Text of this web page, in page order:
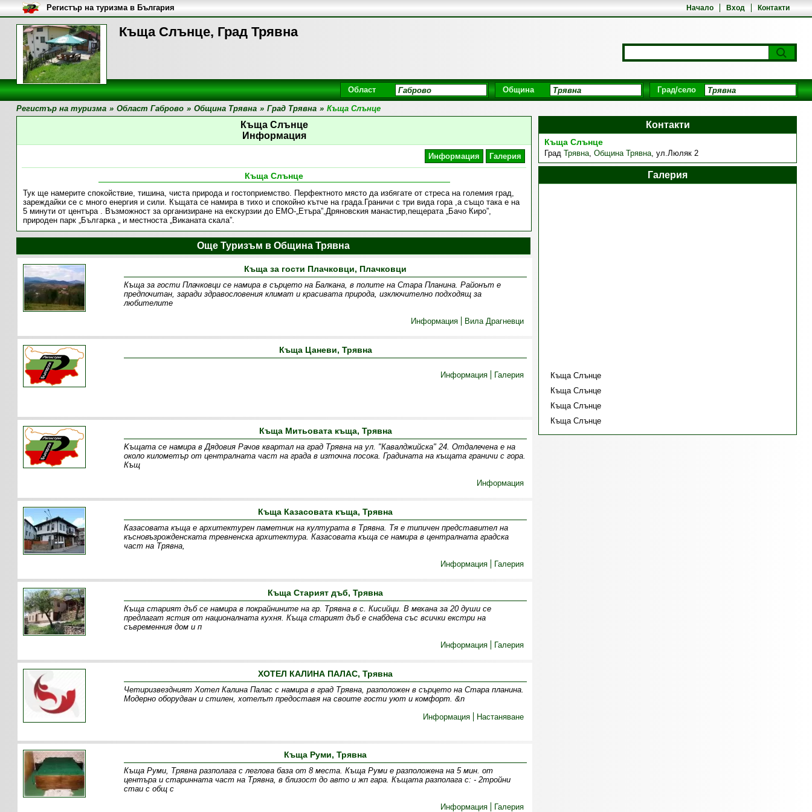
Къща Слънце, Град Трявна
Начало Вход Контакти
Регистър на туризма в България
Област Община Град/село
Регистър на туризма » Област Габрово » Община Трявна » Град Трявна » Къща Слънце
Къща Слънце
Информация
Информация Галерия
Къща Слънце
Тук ще намерите спокойствие, тишина, чиста природа и гостоприемство. Перфектното място да избягате от стреса на големия град,
зареждайки се с много енергия и сили. Къщата се намира в тихо и спокойно кътче на града.Граничи с три вида гора ,а също така е на
5 минути от центъра . Възможност за организиране на екскурзии до ЕМО-„Етъра”,Дряновския манастир,пещерата „Бачо Киро”,
природен парк „Българка „ и местноста „Виканата скала”.
Контакти
Къща Слънце
Град Трявна, Община Трявна, ул.Люляк 2
Галерия
Къща Слънце
Къща Слънце
Къща Слънце
Къща Слънце
Още Туризъм в Община Трявна
Къща за гости Плачковци, Плачковци
Къща за гости Плачковци се намира в сърцето на Балкана, в полите на Стара Планина. Районът е
предпочитан, заради здравословения климат и красивата природа, изключително подходящ за
любителите
Информация
Вила Драгневци
Къща Цаневи, Трявна
Информация Галерия
Къща Митьовата къща, Трявна
Kъщата се намира в Дядовия Рачов квартал на град Трявна на ул. "Кавалджийска" 24. Отдалечена е на
около километър от централната част на града в източна посока. Градината на къщата граничи с гора.
Къщ
Информация
Къща Казасовата къща, Трявна
Казасовата къща е архитектурен паметник на културата в Трявна. Тя е типичен представител на
късновъзрожденската тревненска архитектура. Казасовата къща се намира в централната градска
част на Трявна,
Информация
Галерия
Къща Старият дъб, Трявна
Къща старият дъб се намира в покрайнините на гр. Трявна в с. Кисийци. В механа за 20 души се
предлагат ястия от националната кухня. Къща старият дъб е снабдена със всички екстри на
съвременния дом и п
Информация
Галерия
ХОТЕЛ КАЛИНА ПАЛАС, Трявна
Четиризвездният Хотел Калина Палас с намира в град Трявна, разположен в сърцето на Стара планина.
Модерно оборудван и стилен, хотелът предоставя на своите гости уют и комфорт. &n
Информация
Настаняване
Къща Руми, Трявна
Къща Руми, Трявна разполага с леглова база от 8 места. Къща Руми е разположена на 5 мин. от
центъра и старинната част на Трявна, в близост до авто и жп гара. Къщата разполага с: - 2тройни
стаи с общ с
Информация
Галерия